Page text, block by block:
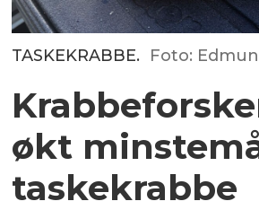
TASKEKRABBE. Foto:
økt
taskekrabbe